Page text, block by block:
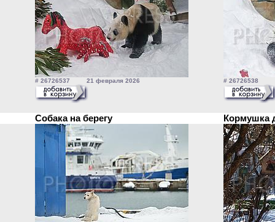
# 26726537 21 февраля 2026 # 26726538
Собака на берегу Кормушка